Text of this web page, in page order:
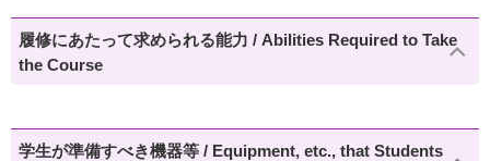
履修にあたって求められる能力 / Abilities Required to Take
the Course
学生が準備すべき機器等 / Equipment, etc., that Students